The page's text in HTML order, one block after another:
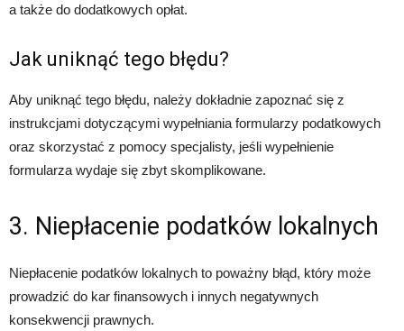
a także do dodatkowych opłat.
Jak uniknąć tego błędu?
Aby uniknąć tego błędu, należy dokładnie zapoznać się z
instrukcjami dotyczącymi wypełniania formularzy podatkowych
oraz skorzystać z pomocy specjalisty, jeśli wypełnienie
formularza wydaje się zbyt skomplikowane.
3. Niepłacenie podatków lokalnych
Niepłacenie podatków lokalnych to poważny błąd, który może
prowadzić do kar finansowych i innych negatywnych
konsekwencji prawnych.